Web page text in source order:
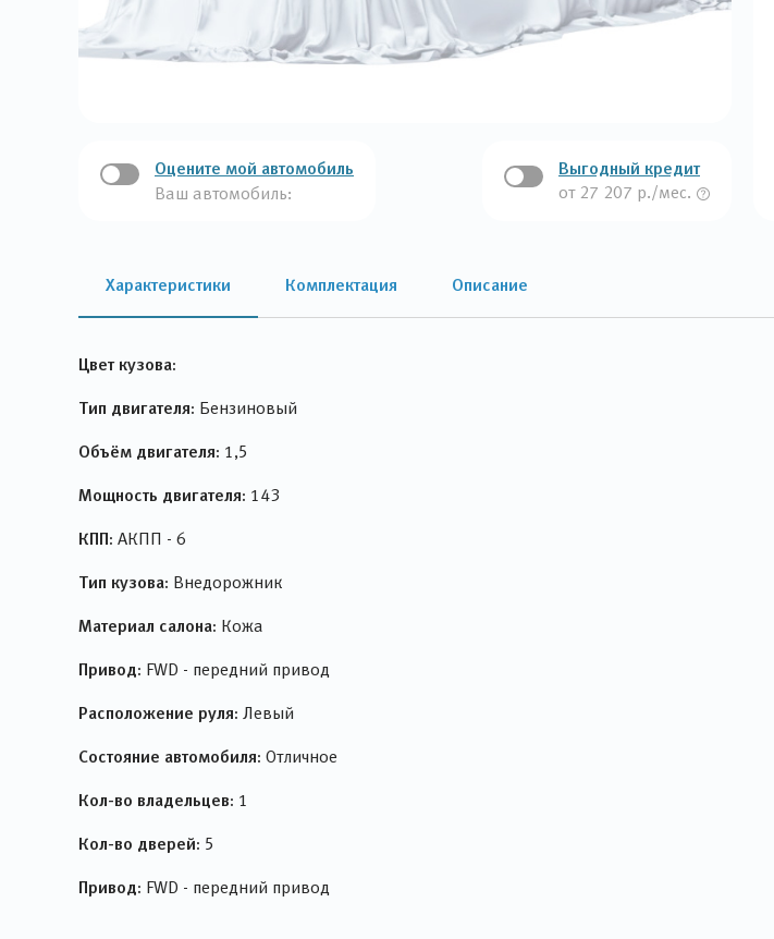
Оцените мой автомобиль
Ваш автомобиль:
Выгодный кредит
от 27 207 р./мес.
Характеристики Комплектация Описание
Цвет кузова:
Тип двигателя: Бензиновый
Объём двигателя: 1,5
Мощность двигателя: 143
КПП: АКПП - 6
Тип кузова: Внедорожник
Материал салона: Кожа
Привод: FWD - передний привод
Расположение руля: Левый
Состояние автомобиля: Отличное
Кол-во владельцев: 1
Кол-во дверей: 5
Привод: FWD - передний привод